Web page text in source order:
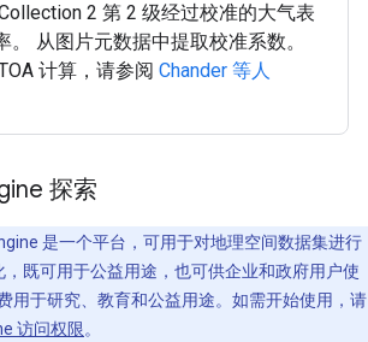
2 第 2 级经过校准的大气表
。 从图片元数据中提取校准系数。
计算，请参阅 Chander 等人
探索
是一个平台，可用于对地理空间数据集进行
，既可用于公益用途，也可供企业和政府用户使
用于研究、教育和公益用途。如需开始使用，请
访问权限。